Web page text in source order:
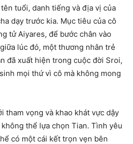
tuổi, danh tiếng và địa vị của
dạy trước kia. Mục tiêu của cô
tử Aiyares, để bước chân vào
lúc đó, một thương nhân trẻ
đã xuất hiện trong cuộc đời Sroi,
mọi thứ vì cô mà không mong
tham vọng và khao khát vực dậy
thể lựa chọn Tian. Tình yêu
có một cái kết trọn vẹn bên